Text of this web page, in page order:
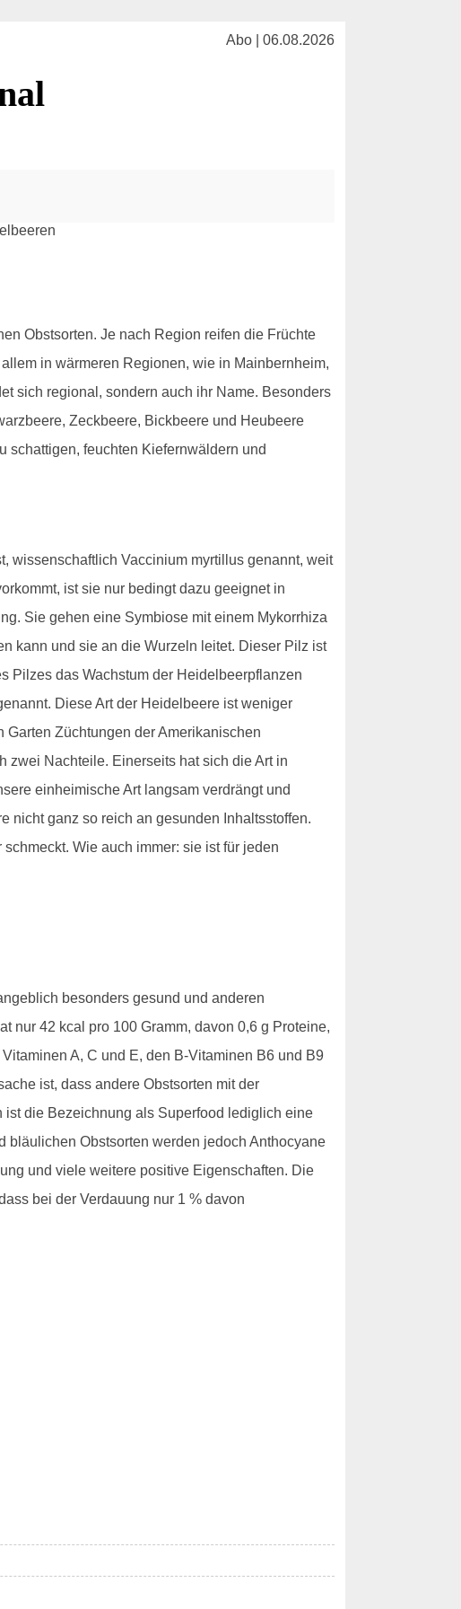
Abo | 06.08.2026
Obstsorten. Je nach Region reifen die Früchte
in wärmeren Regionen, wie in Mainbernheim,
sich regional, sondern auch ihr Name. Besonders
Zeckbeere, Bickbeere und Heubeere
schattigen, feuchten Kiefernwäldern und
wissenschaftlich Vaccinium myrtillus genannt, weit
ist sie nur bedingt dazu geeignet in
Sie gehen eine Symbiose mit einem Mykorrhiza
kann und sie an die Wurzeln leitet. Dieser Pilz ist
Pilzes das Wachstum der Heidelbeerpflanzen
Diese Art der Heidelbeere ist weniger
Züchtungen der Amerikanischen
zwei Nachteile. Einerseits hat sich die Art in
einheimische Art langsam verdrängt und
nicht ganz so reich an gesunden Inhaltsstoffen.
Wie auch immer: sie ist für jeden
besonders gesund und anderen
nur 42 kcal pro 100 Gramm, davon 0,6 g Proteine,
A, C und E, den B-Vitaminen B6 und B9
ist, dass andere Obstsorten mit der
die Bezeichnung als Superfood lediglich eine
bläulichen Obstsorten werden jedoch Anthocyane
und viele weitere positive Eigenschaften. Die
bei der Verdauung nur 1 % davon